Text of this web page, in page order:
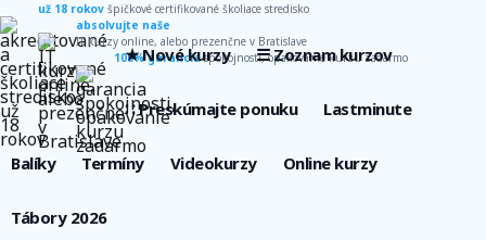
už 18 rokov špičkové certifikované školiace stredisko
absolvujte naše
IT kurzy online, alebo prezenčne v Bratislave
100% garanciaspokojnosti, opakovanie kurzu zadarmo
★ Nové kurzy ☰ Zoznam kurzov
∷ Preskúmajte ponuku Lastminute
Balíky Termíny Videokurzy Online kurzy
Tábory 2026